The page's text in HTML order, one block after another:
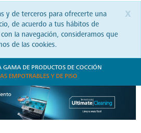
x
y de terceros para ofrecerte una
de acuerdo a tus hábitos de
la navegación, consideramos que
de las cookies.
GAMA DE PRODUCTOS DE COCCIÓN
EMPOTRABLES Y DE PISO